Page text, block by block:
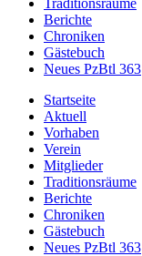
Traditionsräume
Berichte
Chroniken
Gästebuch
Neues PzBtl 363
Startseite
Aktuell
Vorhaben
Verein
Mitglieder
Traditionsräume
Berichte
Chroniken
Gästebuch
Neues PzBtl 363